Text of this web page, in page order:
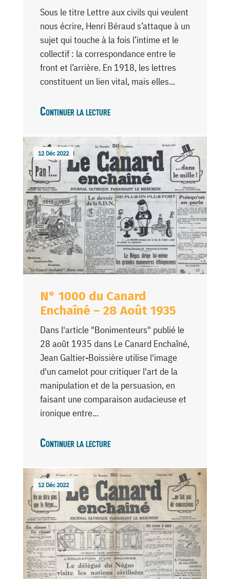
Sous le titre Lettre aux civils qui veulent
nous écrire, Henri Béraud s’attaque à un
sujet qui touche à la fois l’intime et le
collectif : la correspondance entre le
front et l’arrière. En 1918, les lettres
constituent un lien vital, mais elles...
Continuer la lecture
12 Déc 2022
N° 1000 du Canard
Enchaîné – 28 Août 1935
Dans l'article "Bonimenteurs" publié le
28 août 1935 dans Le Canard Enchaîné,
Jean Galtier-Boissière utilise l'image
d'un camelot pour critiquer l'art de la
manipulation et de la persuasion, en
faisant une comparaison audacieuse et
ironique entre...
Continuer la lecture
12 Déc 2022